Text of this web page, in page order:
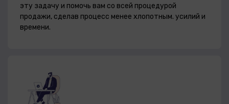
эту задачу и помочь вам со всей процедурой
продажи, сделав процесс менее хлопотным. усилий и
времени.